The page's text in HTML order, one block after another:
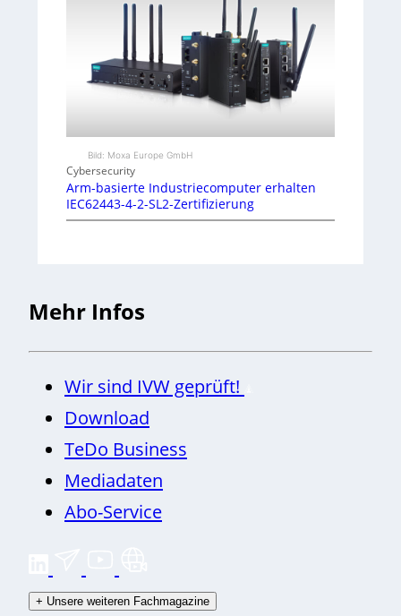
Bild: Moxa Europe GmbH
Cybersecurity
Arm-basierte Industriecomputer erhalten
IEC62443-4-2-SL2-Zertifizierung
Mehr Infos
Wir sind IVW geprüft!
Download
TeDo Business
Mediadaten
Abo-Service
+ Unsere weiteren Fachmagazine